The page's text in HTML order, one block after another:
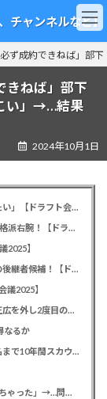
チャンネルなど】
ず成約できねば」部
きねば」部下
い」→…結果
2024年10月1日
カープドラ6西川篤夢！「日本を代表する遊撃手になりたい」【ドラフト会議2025】
カープドラ5赤木晴哉！191cm最速153キロ！佛教大の本格派右腕！【ドラフト会議2025】
2025】
カープドラ3勝田成！近畿大163cmセカンド！菊池涼介の後継者候補！【ドラフト会議2025】
議2025】
カープドラ1平川蓮！187cmのスイッチヒッター！立石正広を外し2度目の重複も新井監督がクジを引き当てる！【ドラフト会議2025】
なるか
緒方孝市カープドラ3指名で青学出禁！澤﨑俊和の逆指名まで10年間スカウト出禁
【悲報】彼女「ごめん！俺くんの貯金、情報商材に使っちゃった」→…問い詰めたらギャン泣きされたんだが俺が悪いのか？